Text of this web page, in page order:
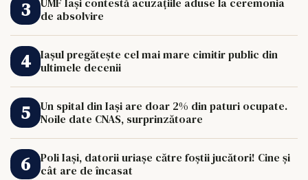
de absolvire
Iașul pregătește cel mai mare cimitir public din
ultimele decenii
Un spital din Iași are doar 2% din paturi ocupate.
Noile date CNAS, surprinzătoare
Poli Iași, datorii uriașe către foștii jucători! Cine și
cât are de încasat